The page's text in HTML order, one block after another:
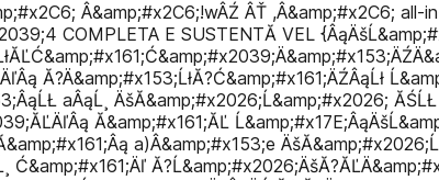
Â&amp;#x2C6;!wÂŹ ÂŤ ,Â&amp;#x2C6;
COMPLETA E SUSTENTĂ VEL
Ă?Ä&amp;#x153;ĹłĂ?Ć&amp;#x161;ÄŹÂąĹł
aÂąĹ¸ ÄšĂ&amp;#x2026;Ĺ&amp;#x2026;
Ă&amp;#x161;ĂĽ
a)Â&amp;#x153;e
Ć&amp;#x161;Äľ